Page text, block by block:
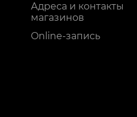
Адреса и контакты
магазинов
Online-запись